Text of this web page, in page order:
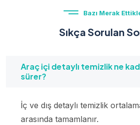
Bazı Merak
Sıkça Sorulan
Araç içi detaylı temizlik ne
sürer?
İç ve dış detaylı temizlik
arasında tamamlanır.